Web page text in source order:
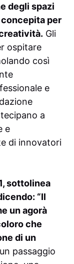
degli spazi
per
Gli
ospitare
così
e
a
e
di innovatori
sottolinea
“Il
un agorà
che
di un
passaggio